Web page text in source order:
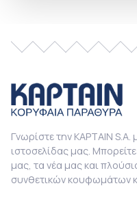
Γνωρίστε την KAPTAIN
ιστοσελίδας μας.
μας, τα νέα μας και
συνθετικών κουφωμάτων